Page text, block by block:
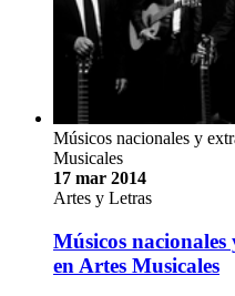
Músicos nacionales y
Musicales
17 mar 2014
Artes y Letras
Músicos
en Artes Musicales